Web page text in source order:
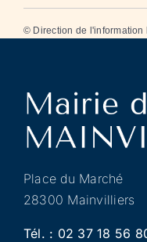
© Direction de
Place du Marché
28300 Mainvilliers
Tél. : 02 37 18 56